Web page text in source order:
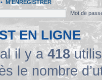
M’ENREGISTRER
Mot de
EN LIGNE
il y a418
le nombre